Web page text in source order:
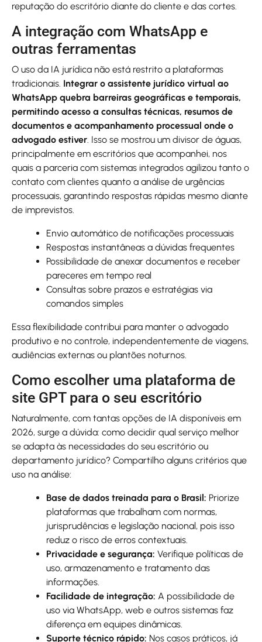
reputação do escritório diante do cliente e das cortes.
A integração com WhatsApp e
outras ferramentas
O uso da IA jurídica não está restrito a plataformas
tradicionais. Integrar o assistente jurídico virtual ao
WhatsApp quebra barreiras geográficas e temporais,
permitindo acesso a consultas técnicas, resumos de
documentos e acompanhamento processual onde o
advogado estiver. Isso se mostrou um divisor de águas,
principalmente em escritórios que acompanhei, nos
quais a parceria com sistemas integrados agilizou tanto o
contato com clientes quanto a análise de urgências
processuais, garantindo respostas rápidas mesmo diante
de imprevistos.
Envio automático de notificações processuais
Respostas instantâneas a dúvidas frequentes
Possibilidade de anexar documentos e receber
pareceres em tempo real
Consultas sobre prazos e estratégias via
comandos simples
Essa flexibilidade contribui para manter o advogado
produtivo e no controle, independentemente de viagens,
audiências externas ou plantões noturnos.
Como escolher uma plataforma de
site GPT para o seu escritório
Naturalmente, com tantas opções de IA disponíveis em
2026, surge a dúvida: como decidir qual serviço melhor
se adapta às necessidades do seu escritório ou
departamento jurídico? Compartilho alguns critérios que
uso na análise:
Base de dados treinada para o Brasil: Priorize
plataformas que trabalham com normas,
jurisprudências e legislação nacional, pois isso
reduz o risco de erros contextuais.
Privacidade e segurança: Verifique políticas de
uso, armazenamento e tratamento das
informações.
Facilidade de integração: A possibilidade de
uso via WhatsApp, web e outros sistemas faz
diferença em equipes dinâmicas.
Suporte técnico rápido: Nos casos práticos, já